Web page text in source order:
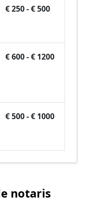
€ 250 - € 500
€ 600 - € 1200
€ 500 - € 1000
notaris